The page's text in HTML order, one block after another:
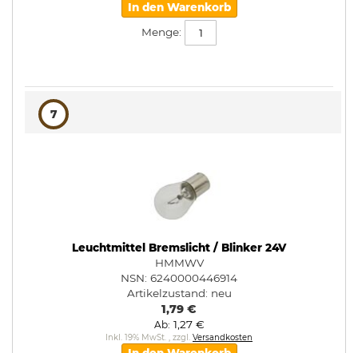
In den Warenkorb
Menge:
7
Leuchtmittel Bremslicht / Blinker 24V
HMMWV
NSN: 6240000446914
Artikelzustand: neu
1,79 €
Ab 1,27 €
Inkl. 19% MwSt. , zzgl. Versandkosten